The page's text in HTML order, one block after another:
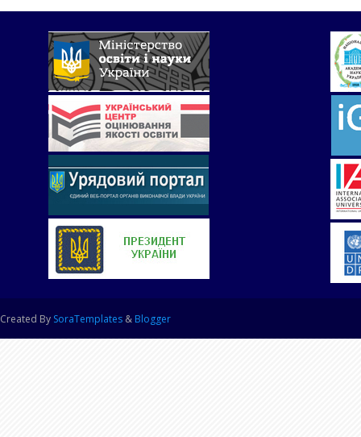
Created By SoraTemplates & Blogger